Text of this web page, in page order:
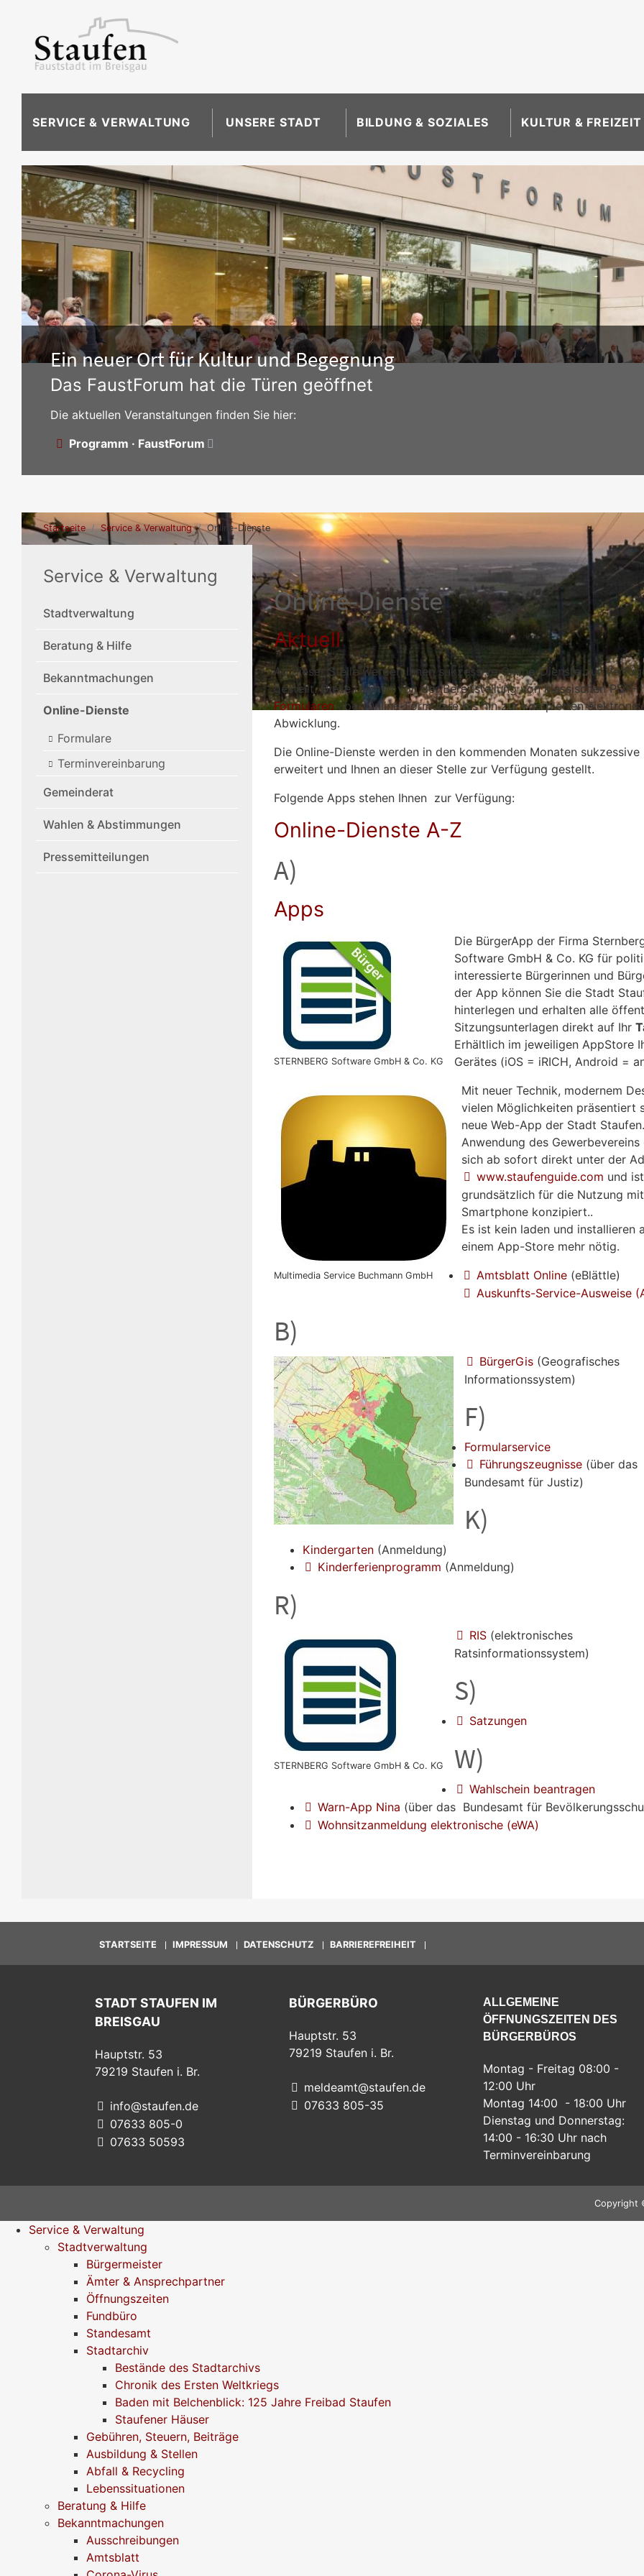
SERVICE & VERWALTUNG UNSERE STADT BILDUNG & SOZIALES KULTUR & FREIZEIT
Ein neuer Ort für Kultur und Begegnung
Das FaustForum hat die Türen geöffnet
Die aktuellen Veranstaltungen finden Sie hier:
Programm · FaustForum
Startseite Service & Verwaltung Online-Dienste
Service & Verwaltung
Stadtverwaltung
Beratung & Hilfe
Bekanntmachungen
Online-Dienste
Formulare
Terminvereinbarung
Gemeinderat
Wahlen & Abstimmungen
Pressemitteilungen
Online-Dienste
Aktuell
An dieser Stelle werden Ihnen sukzessive Online-Dienste zur
gestellt. Diese reichen von der Bereitstellung von klassischen PDF-
Formularen über Online-Formulare bis hin zur kompletten
Abwicklung.
Die Online-Dienste werden in den kommenden Monaten sukzessive
erweitert und Ihnen an dieser Stelle zur Verfügung gestellt.
Folgende Apps stehen Ihnen zur Verfügung:
Online-Dienste A-Z
A)
Apps
STERNBERG Software GmbH & Co. KG
Die BürgerApp der Firma
Software GmbH & Co. KG für
interessierte Bürgerinnen und
der App können Sie die Stadt
hinterlegen und erhalten alle
Sitzungsunterlagen direkt auf Ihr
Erhältlich im jeweiligen AppStore
Gerätes (iOS = iRICH, Android =
Multimedia Service Buchmann GmbH
Mit neuer Technik, modernem
vielen Möglichkeiten präsentiert
neue Web-App der Stadt
Anwendung des
sich ab sofort direkt unter der
www.staufenguide.com und ist
grundsätzlich für die Nutzung
Smartphone konzipiert..
Es ist kein laden und installieren
einem App-Store mehr nötig.
Amtsblatt Online (eBlättle)
Auskunfts-Service-Ausweise
B)
BürgerGis (Geografisches
Informationssystem)
F)
Formularservice
Führungszeugnisse (über das
Bundesamt für Justiz)
K)
Kindergarten (Anmeldung)
Kinderferienprogramm (Anmeldung)
R)
STERNBERG Software GmbH & Co. KG
RIS (elektronisches
Ratsinformationssystem)
S)
Satzungen
W)
Wahlschein beantragen
Warn-App Nina (über das Bundesamt für
Wohnsitzanmeldung elektronische (eWA)
STARTSEITE IMPRESSUM DATENSCHUTZ BARRIEREFREIHEIT
STADT STAUFEN IM
BREISGAU
Hauptstr. 53
79219 Staufen i. Br.
info@staufen.de
07633 805-0
07633 50593
BÜRGERBÜRO
Hauptstr. 53
79219 Staufen i. Br.
meldeamt@staufen.de
07633 805-35
ALLGEMEINE
ÖFFNUNGSZEITEN DES
BÜRGERBÜROS
Montag - Freitag 08:00 -
12:00 Uhr
Montag 14:00 - 18:00 Uhr
Dienstag und Donnerstag:
14:00 - 16:30 Uhr nach
Terminvereinbarung
Copyright
Service & Verwaltung
Stadtverwaltung
Bürgermeister
Ämter & Ansprechpartner
Öffnungszeiten
Fundbüro
Standesamt
Stadtarchiv
Bestände des Stadtarchivs
Chronik des Ersten Weltkriegs
Baden mit Belchenblick: 125 Jahre Freibad Staufen
Staufener Häuser
Gebühren, Steuern, Beiträge
Ausbildung & Stellen
Abfall & Recycling
Lebenssituationen
Beratung & Hilfe
Bekanntmachungen
Ausschreibungen
Amtsblatt